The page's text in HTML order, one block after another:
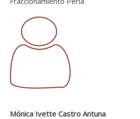
Mónica Ivette Castro Antuna